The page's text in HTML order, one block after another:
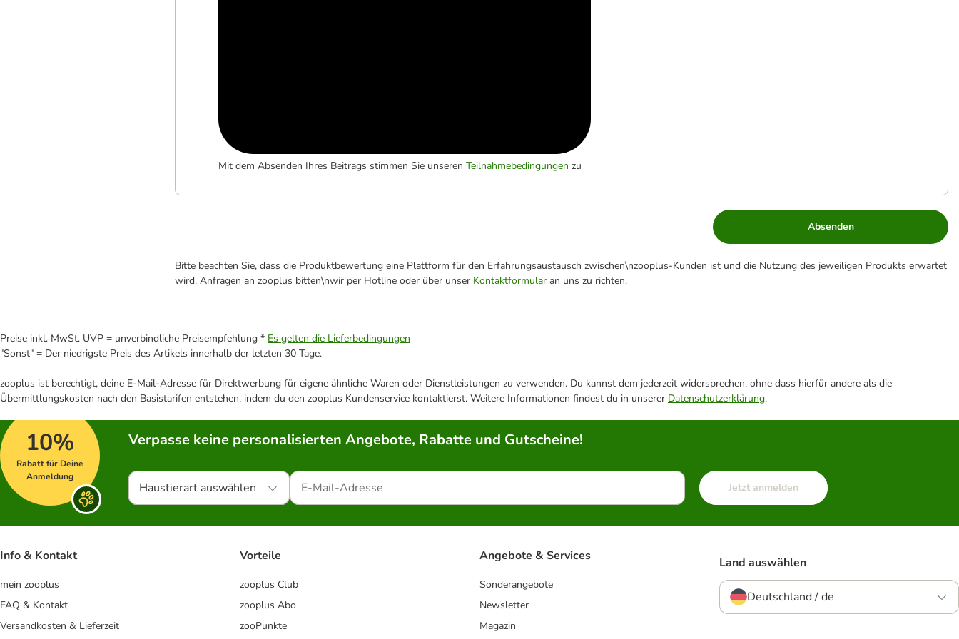
Mit dem Absenden Ihres Beitrags stimmen Sie unseren Teilnahmebedingungen zu
Absenden
Bitte beachten Sie, dass die Produktbewertung eine Plattform für den Erfahrungsaustausch zwischen\nzooplus-Kunden ist und die Nutzung des jeweiligen Produkts erwartet
wird. Anfragen an zooplus bitten\nwir per Hotline oder über unser Kontaktformular an uns zu richten.
Preise inkl. MwSt. UVP = unverbindliche Preisempfehlung * Es gelten die Lieferbedingungen
"Sonst" = Der niedrigste Preis des Artikels innerhalb der letzten 30 Tage.
zooplus ist berechtigt, deine E-Mail-Adresse für Direktwerbung für eigene ähnliche Waren oder Dienstleistungen zu verwenden. Du kannst dem jederzeit widersprechen, ohne dass hierfür andere als die
Übermittlungskosten nach den Basistarifen entstehen, indem du den zooplus Kundenservice kontaktierst. Weitere Informationen findest du in unserer Datenschutzerklärung.
10%
Rabatt für Deine
Anmeldung
Verpasse keine personalisierten Angebote, Rabatte und Gutscheine!
Haustierart auswählen Jetzt anmelden
Info & Kontakt
mein zooplus
FAQ & Kontakt
Versandkosten & Lieferzeit
Vorteile
zooplus Club
zooplus Abo
zooPunkte
Angebote & Services
Sonderangebote
Newsletter
Magazin
Land auswählen
Deutschland / de